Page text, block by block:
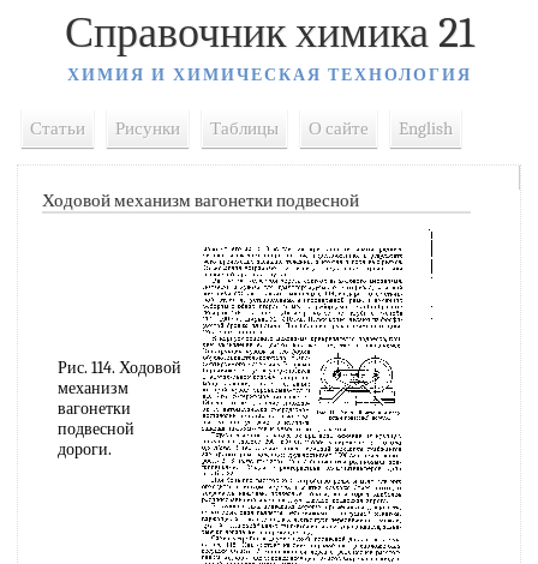
Справочник химика 21
ХИМИЯ И ХИМИЧЕСКАЯ ТЕХНОЛОГИЯ
Статьи Рисунки Таблицы О сайте English
Ходовой механизм вагонетки подвесной
Рис. 114. Ходовой
механизм
вагонетки
подвесной
дороги.